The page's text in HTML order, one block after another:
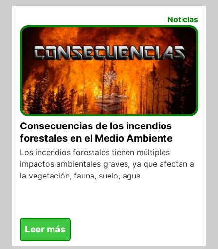
Noticias
Consecuencias de los incendios
forestales en el Medio Ambiente
Los incendios forestales tienen múltiples
impactos ambientales graves, ya que afectan a
la vegetación, fauna, suelo, agua
Leer más